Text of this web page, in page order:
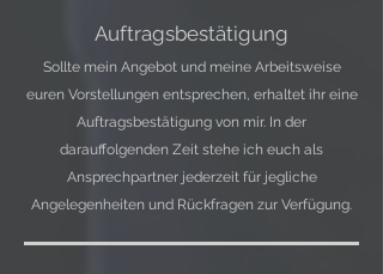
Auftragsbestätigung
Sollte mein Angebot und meine Arbeitsweise
euren Vorstellungen entsprechen, erhaltet ihr eine
Auftragsbestätigung von mir. In der
darauffolgenden Zeit stehe ich euch als
Ansprechpartner jederzeit für jegliche
Angelegenheiten und Rückfragen zur Verfügung.